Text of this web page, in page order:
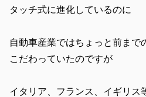
タッチ式に進化しているのに
自動車産業ではちょっと前まで
こだわっていたのですが
イタリア、フランス、イギリス